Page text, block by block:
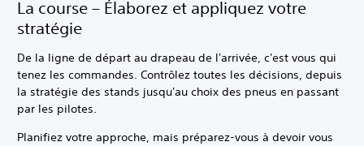
La course – Élaborez et appliquez votre
stratégie
De la ligne de départ au drapeau de l'arrivée, c'est vous qui
tenez les commandes. Contrôlez toutes les décisions, depuis
la stratégie des stands jusqu'au choix des pneus en passant
par les pilotes.
Planifiez votre approche, mais préparez-vous à devoir vous